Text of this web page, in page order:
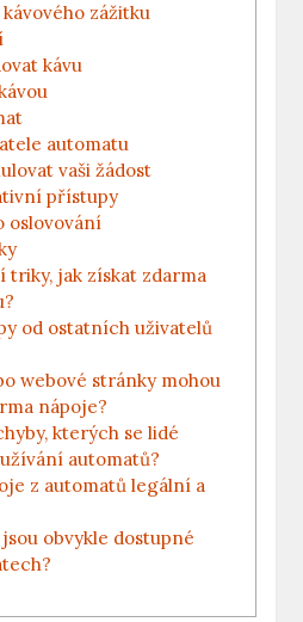
zážitku
kávu
automatu
vaši žádost
přístupy
oslovování
triky, jak získat zdarma
od ostatních uživatelů
webové stránky mohou
nápoje?
kterých se lidé
automatů?
z automatů legální a
obvykle dostupné